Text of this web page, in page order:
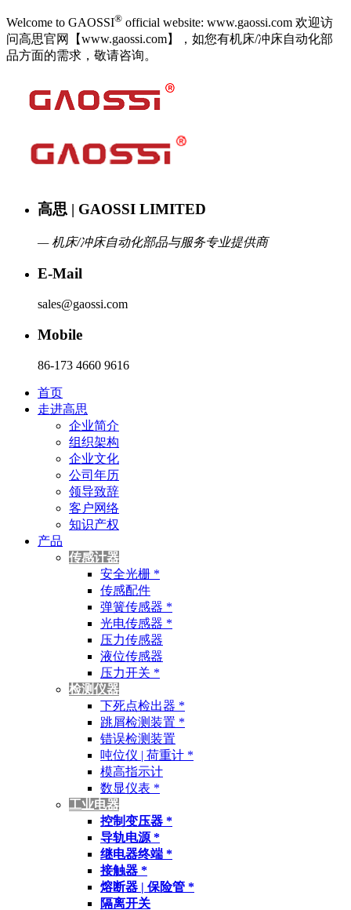
Welcome to GAOSSI® official website: www.gaossi.com 欢迎访
问高思官网【www.gaossi.com】，如您有机床/冲床自动化部
品方面的需求，敬请咨询。
高思 | GAOSSI LIMITED
— 机床/冲床自动化部品与服务专业提供商
E-Mail
sales@gaossi.com
Mobile
86-173 4660 9616
首页
走进高思
企业简介
组织架构
企业文化
公司年历
领导致辞
客户网络
知识产权
产品
传感计器
安全光栅 *
传感配件
弹簧传感器 *
光电传感器 *
压力传感器
液位传感器
压力开关 *
检测仪器
下死点检出器 *
跳屑检测装置 *
错误检测装置
吨位仪 | 荷重计 *
模高指示计
数显仪表 *
工业电器
控制变压器 *
导轨电源 *
继电器终端 *
接触器 *
熔断器 | 保险管 *
隔离开关